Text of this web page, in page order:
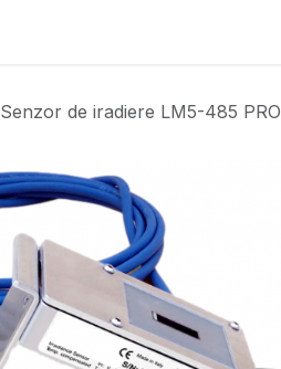
Senzor de iradiere LM5-485 PRO